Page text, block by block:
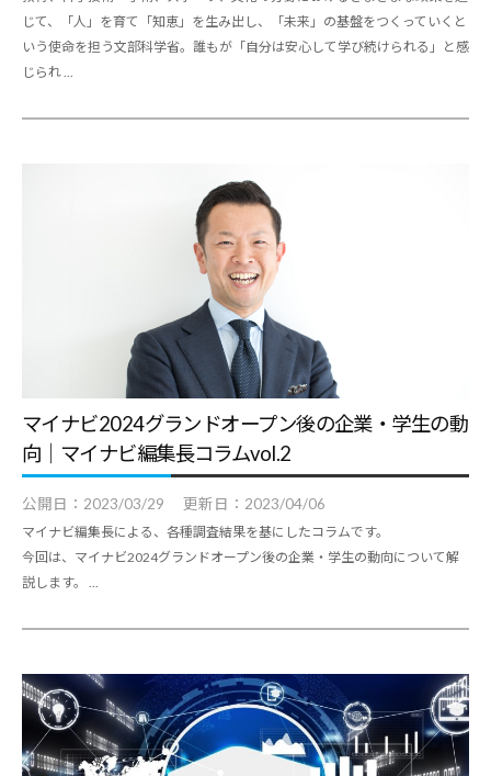
じて、「人」を育て「知恵」を生み出し、「未来」の基盤をつくっていくと
いう使命を担う文部科学省。誰もが「自分は安心して学び続けられる」と感
じられ ...
マイナビ2024グランドオープン後の企業・学生の動
向｜マイナビ編集長コラムvol.2
公開日： 2023/03/29 更新日： 2023/04/06
マイナビ編集長による、各種調査結果を基にしたコラムです。
今回は、マイナビ2024グランドオープン後の企業・学生の動向について解
説します。 ...